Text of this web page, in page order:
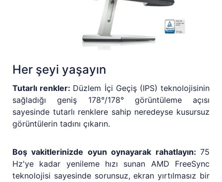
Her şeyi yaşayın
Tutarlı renkler: Düzlem İçi Geçiş (IPS) teknolojisinin
sağladığı geniş 178°/178° görüntüleme açısı
sayesinde tutarlı renklere sahip neredeyse kusursuz
görüntülerin tadını çıkarın.
Boş vakitlerinizde oyun oynayarak rahatlayın: 75
Hz'ye kadar yenileme hızı sunan AMD FreeSync
teknolojisi sayesinde sorunsuz, ekran yırtılmasız bir